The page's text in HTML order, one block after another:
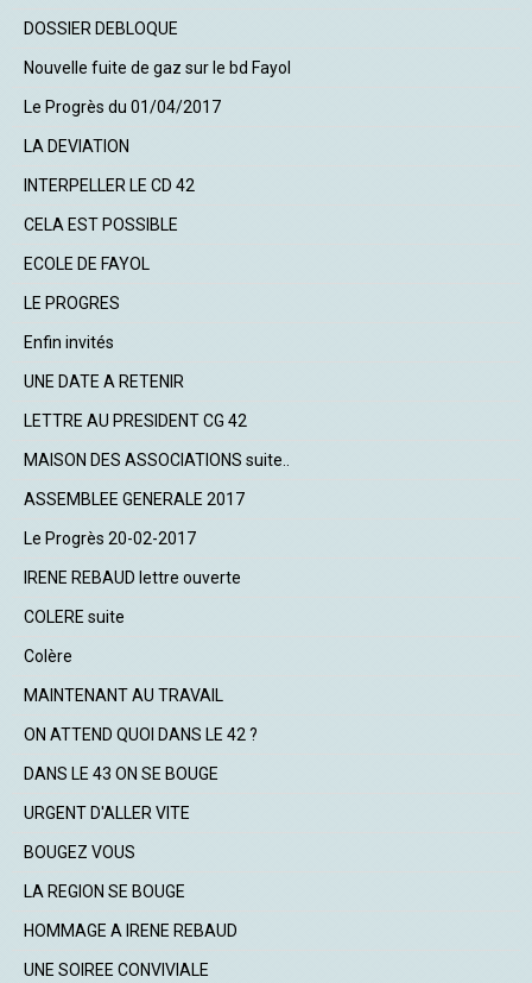
DOSSIER DEBLOQUE
Nouvelle fuite de gaz sur le bd Fayol
Le Progrès du 01/04/2017
LA DEVIATION
INTERPELLER LE CD 42
CELA EST POSSIBLE
ECOLE DE FAYOL
LE PROGRES
Enfin invités
UNE DATE A RETENIR
LETTRE AU PRESIDENT CG 42
MAISON DES ASSOCIATIONS suite..
ASSEMBLEE GENERALE 2017
Le Progrès 20-02-2017
IRENE REBAUD lettre ouverte
COLERE suite
Colère
MAINTENANT AU TRAVAIL
ON ATTEND QUOI DANS LE 42 ?
DANS LE 43 ON SE BOUGE
URGENT D'ALLER VITE
BOUGEZ VOUS
LA REGION SE BOUGE
HOMMAGE A IRENE REBAUD
UNE SOIREE CONVIVIALE